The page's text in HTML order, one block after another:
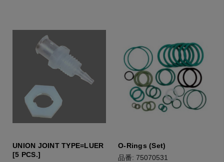
UNION JOINT TYPE=LUER
[5 PCS.]
O-Rings (Set)
品番: 75070531